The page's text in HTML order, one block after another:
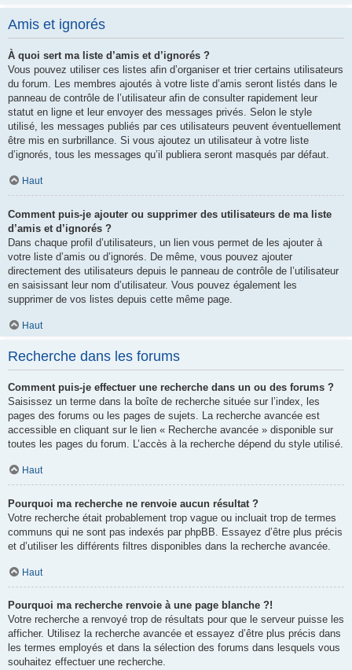
Amis et ignorés
À quoi sert ma liste d’amis et d’ignorés ?
Vous pouvez utiliser ces listes afin d’organiser et trier certains utilisateurs
du forum. Les membres ajoutés à votre liste d’amis seront listés dans le
panneau de contrôle de l’utilisateur afin de consulter rapidement leur
statut en ligne et leur envoyer des messages privés. Selon le style
utilisé, les messages publiés par ces utilisateurs peuvent éventuellement
être mis en surbrillance. Si vous ajoutez un utilisateur à votre liste
d’ignorés, tous les messages qu’il publiera seront masqués par défaut.
Haut
Comment puis-je ajouter ou supprimer des utilisateurs de ma liste
d’amis et d’ignorés ?
Dans chaque profil d’utilisateurs, un lien vous permet de les ajouter à
votre liste d’amis ou d’ignorés. De même, vous pouvez ajouter
directement des utilisateurs depuis le panneau de contrôle de l’utilisateur
en saisissant leur nom d’utilisateur. Vous pouvez également les
supprimer de vos listes depuis cette même page.
Haut
Recherche dans les forums
Comment puis-je effectuer une recherche dans un ou des forums ?
Saisissez un terme dans la boîte de recherche située sur l’index, les
pages des forums ou les pages de sujets. La recherche avancée est
accessible en cliquant sur le lien « Recherche avancée » disponible sur
toutes les pages du forum. L’accès à la recherche dépend du style utilisé.
Haut
Pourquoi ma recherche ne renvoie aucun résultat ?
Votre recherche était probablement trop vague ou incluait trop de termes
communs qui ne sont pas indexés par phpBB. Essayez d’être plus précis
et d’utiliser les différents filtres disponibles dans la recherche avancée.
Haut
Pourquoi ma recherche renvoie à une page blanche ?!
Votre recherche a renvoyé trop de résultats pour que le serveur puisse les
afficher. Utilisez la recherche avancée et essayez d’être plus précis dans
les termes employés et dans la sélection des forums dans lesquels vous
souhaitez effectuer une recherche.